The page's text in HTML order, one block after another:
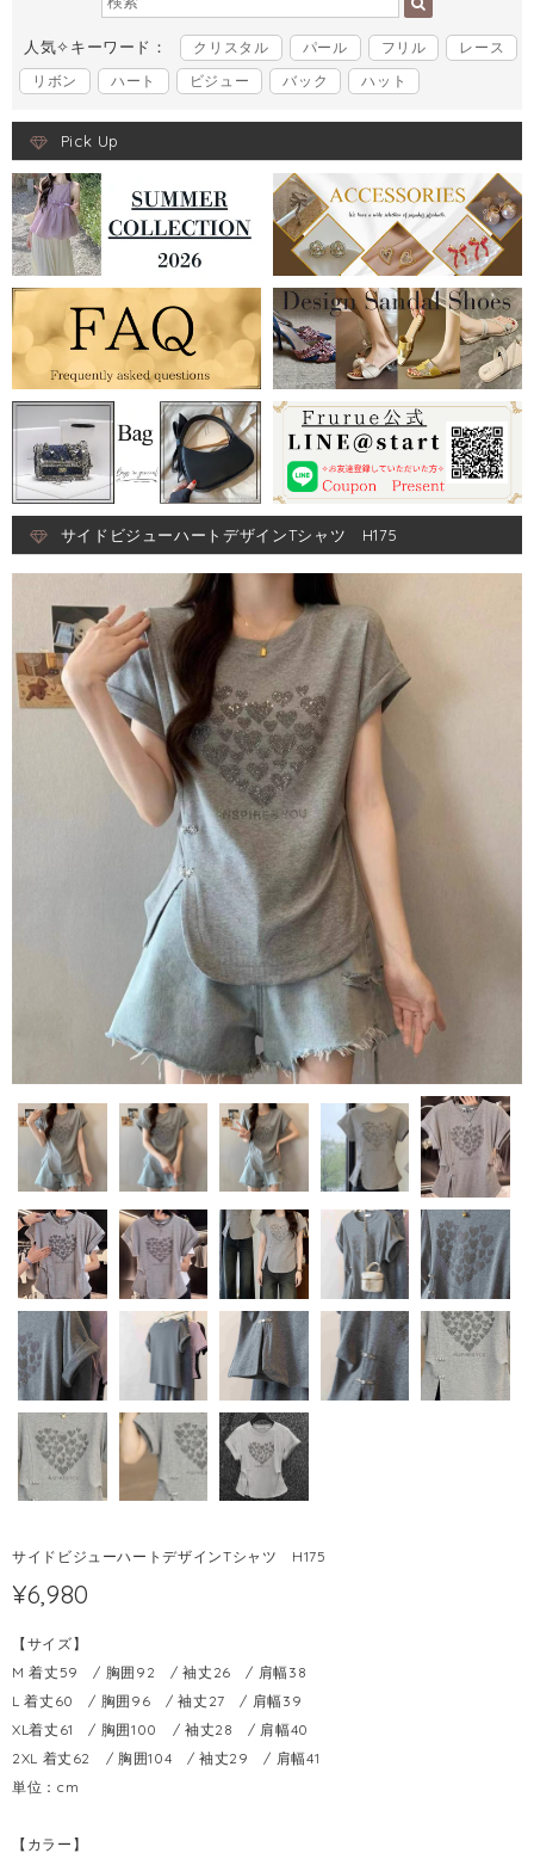
人気✧キーワード： クリスタル パール フリル
レース
リボン
ハート ビジュー バック ハット
Pick Up
サイドビジューハートデザインTシャツ H175
サイドビジューハートデザインTシャツ H175
¥6,980
【サイズ】
M 着丈59 / 胸囲92 / 袖丈26 / 肩幅38
L 着丈60 / 胸囲96 / 袖丈27 / 肩幅39
XL着丈61 / 胸囲100 / 袖丈28 / 肩幅40
2XL 着丈62 / 胸囲104 / 袖丈29 / 肩幅41
単位：cm
【カラー】